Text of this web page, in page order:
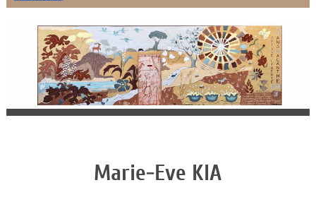
Marie-Eve KIA